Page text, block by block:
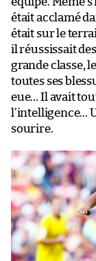
était acclamé
était sur le
il réussissait
grande classe,
toutes ses
eue… Il avait
l’intelligence…
sourire.